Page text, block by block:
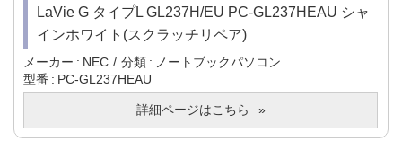
LaVie G タイプL GL237H/EU PC-GL237HEAU シャ
インホワイト(スクラッチリペア)
メーカー NEC 分類
ノートブックパソコン
型番
PC-GL237HEAU
詳細ページはこちら